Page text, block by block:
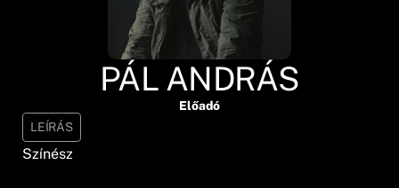
PÁL ANDRÁS
Előadó
LEÍRÁS
Színész